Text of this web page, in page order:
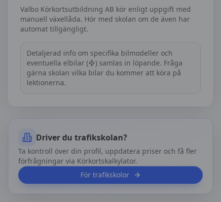
Valbo Körkortsutbildning AB kör enligt uppgift med
manuell växellåda. Hör med skolan om de även har
automat tillgängligt.
Detaljerad info om specifika bilmodeller och
eventuella elbilar (
) samlas in löpande. Fråga
gärna skolan vilka bilar du kommer att köra på
lektionerna.
Driver du trafikskolan?
Ta kontroll över din profil, uppdatera priser och få fler
förfrågningar via Körkortskalkylator.
För trafikskolor